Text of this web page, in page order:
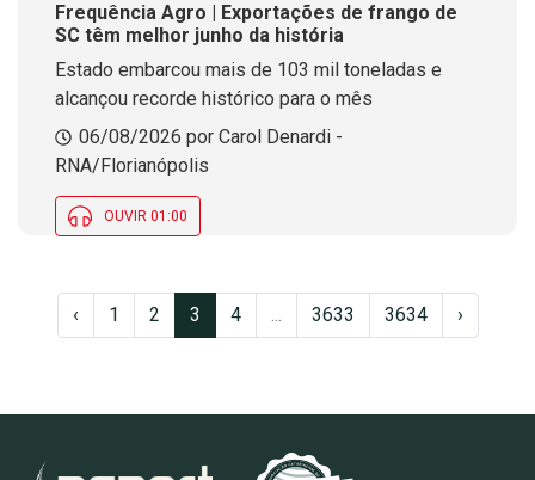
Frequência Agro | Exportações de frango de
SC têm melhor junho da história
Estado embarcou mais de 103 mil toneladas e
alcançou recorde histórico para o mês
06/08/2026 por Carol Denardi -
RNA/Florianópolis
OUVIR 01:00
‹ 1 2 3 4 ... 3633 3634 ›